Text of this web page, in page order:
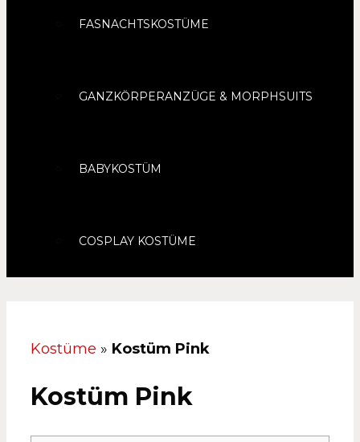
FASNACHTSKOSTÜME
GANZKÖRPERANZÜGE & MORPHSUITS
BABYKOSTÜM
COSPLAY KOSTÜME
Kostüme » Kostüm Pink
Kostüm Pink